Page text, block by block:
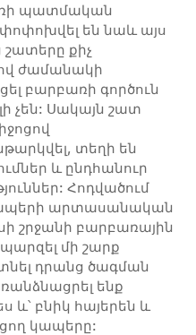
պատմական
են նաև այս
քիչ
ժամանակի
բարբառի գործուն
չեն: Սակայն շատ
տեղի են
և ընդհանուր
Հոդվածում
արտասանական
շրջանի բարբառային
մի շարք
դրանց ծագման
ենք
և՝ բնիկ հայերեն և
կապերը: